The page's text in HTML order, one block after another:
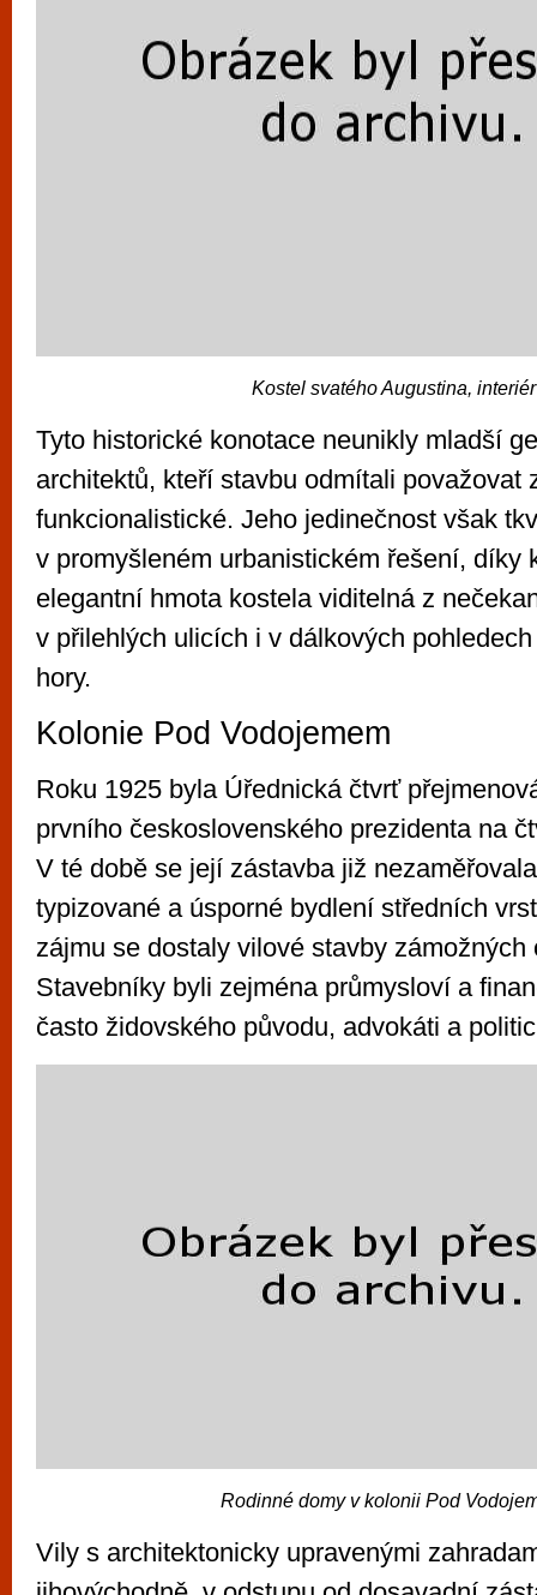
Kostel svatého Augustina, interiér
Tyto historické konotace neunikly mladší
architektů, kteří stavbu odmítali považovat
funkcionalistické. Jeho jedinečnost však
v promyšleném urbanistickém řešení, díky
elegantní hmota kostela viditelná z
v přilehlých ulicích i v dálkových
hory.
Kolonie Pod Vodojemem
Roku 1925 byla Úřednická čtvrť
prvního československého prezidenta na
V té době se její zástavba již
typizované a úsporné bydlení středních
zájmu se dostaly vilové stavby zámožných
Stavebníky byli zejména průmysloví a
často židovského původu, advokáti a
Rodinné domy v kolonii Pod
Vily s architektonicky upravenými